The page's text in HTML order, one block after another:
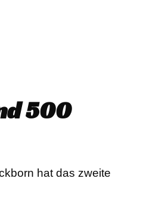
500
hat das zweite